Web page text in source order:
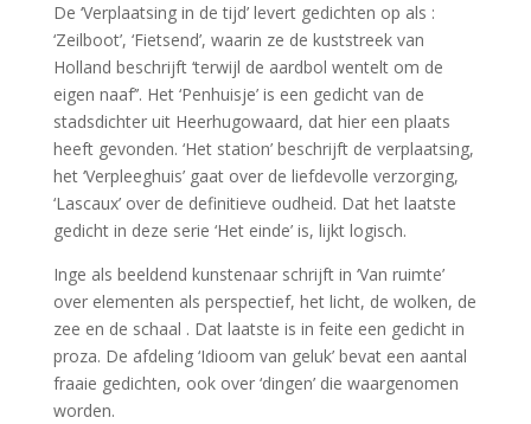
De ‘Verplaatsing in de tijd’ levert gedichten op als :
‘Zeilboot’, ‘Fietsend’, waarin ze de kuststreek van
Holland beschrijft ‘terwijl de aardbol wentelt om de
eigen naaf’’. Het ‘Penhuisje’ is een gedicht van de
stadsdichter uit Heerhugowaard, dat hier een plaats
heeft gevonden. ‘Het station’ beschrijft de verplaatsing,
het ‘Verpleeghuis’ gaat over de liefdevolle verzorging,
‘Lascaux’ over de definitieve oudheid. Dat het laatste
gedicht in deze serie ‘Het einde’ is, lijkt logisch.
Inge als beeldend kunstenaar schrijft in ‘Van ruimte’
over elementen als perspectief, het licht, de wolken, de
zee en de schaal . Dat laatste is in feite een gedicht in
proza. De afdeling ‘Idioom van geluk’ bevat een aantal
fraaie gedichten, ook over ‘dingen’ die waargenomen
worden.